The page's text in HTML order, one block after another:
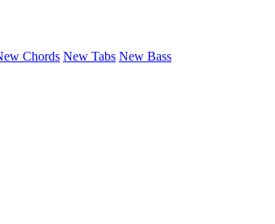
Chords New Tabs New Bass